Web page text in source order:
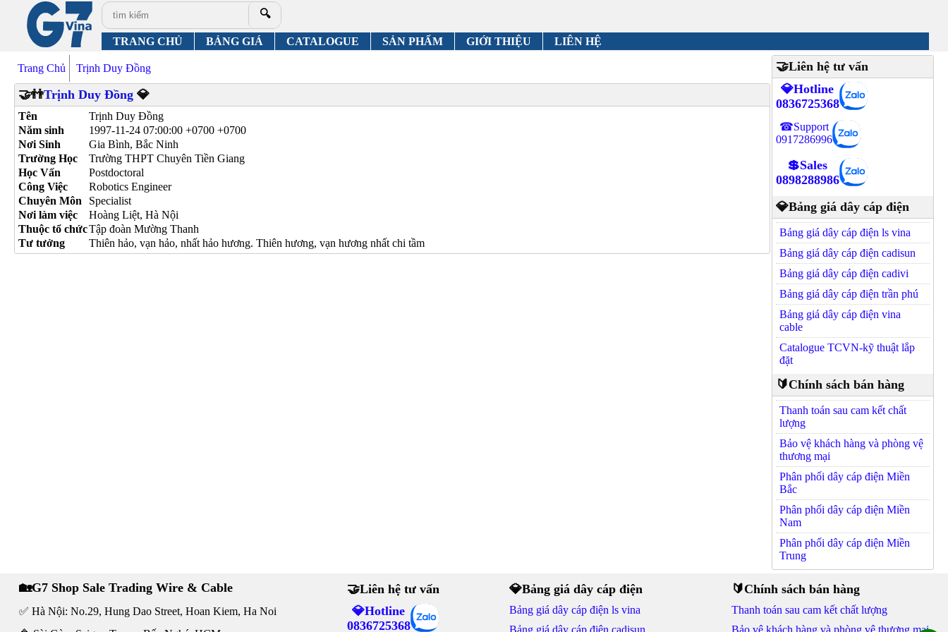
🔍
TRANG CHỦ BẢNG GIÁ CATALOGUE SẢN PHẨM GIỚI THIỆU LIÊN HỆ
Trang Chủ Trịnh Duy Đồng
🤝👬Trịnh Duy Đồng 💎
Tên
Trịnh Duy Đồng
Năm sinh
1997-11-24 07:00:00 +0700 +0700
Nơi Sinh
Gia Bình, Bắc Ninh
Trường Học
Trường THPT Chuyên Tiền Giang
Học Vấn
Postdoctoral
Công Việc
Robotics Engineer
Chuyên Môn
Specialist
Nơi làm việc
Hoàng Liệt, Hà Nội
Thuộc tổ chứcTập đoàn Mường Thanh
Tư tưởng
Thiên hảo, vạn hảo, nhất hảo hương. Thiên hương, vạn hương nhất chi tầm
🤝Liên hệ tư vấn
💎Hotline
0836725368
☎Support
0917286996
💲Sales
0898288986
💎Bảng giá dây cáp điện
Bảng giá dây cáp điện ls vina
Bảng giá dây cáp điện cadisun
Bảng giá dây cáp điện cadivi
Bảng giá dây cáp điện trần phú
Bảng giá dây cáp điện vina
cable
Catalogue TCVN-kỹ thuật lắp
đặt
🔰Chính sách bán hàng
Thanh toán sau cam kết chất
lượng
Bảo vệ khách hàng và phòng vệ
thương mại
Phân phối dây cáp điện Miền
Bắc
Phân phối dây cáp điện Miền
Nam
Phân phối dây cáp điện Miền
Trung
🏡G7 Shop Sale Trading Wire & Cable
✅ Hà Nội: No.29, Hung Dao Street, Hoan Kiem, Ha Noi
🤝Liên hệ tư vấn
💎Hotline
0836725368
💎Bảng giá dây cáp điện
Bảng giá dây cáp điện ls vina
Bảng giá dây cáp điện cadisun
🔰Chính sách bán hàng
Thanh toán sau cam kết chất lượng
Bảo vệ khách hàng và phòng vệ thương mại